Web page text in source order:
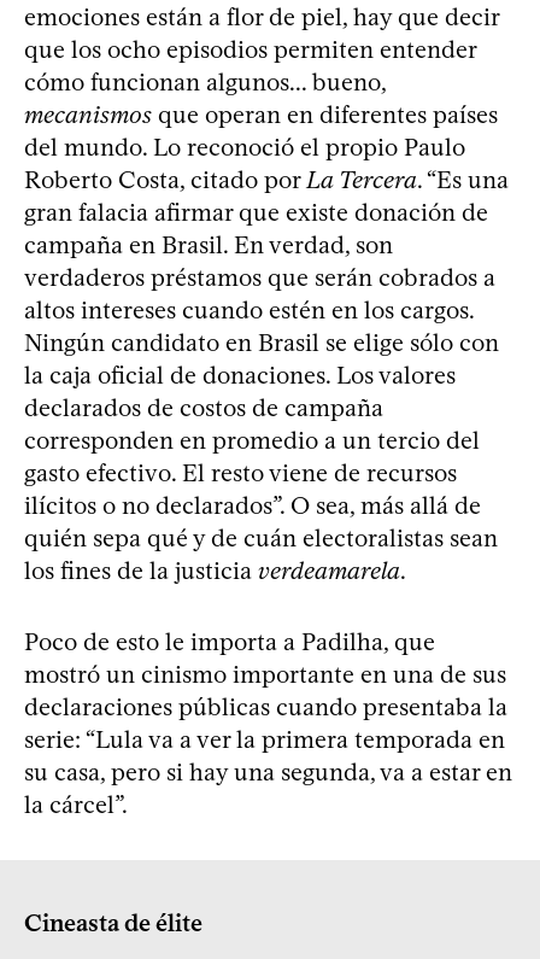
emociones están a flor de piel, hay que decir
que los ocho episodios permiten entender
cómo funcionan algunos... bueno,
mecanismos que operan en diferentes países
del mundo. Lo reconoció el propio Paulo
Roberto Costa, citado por La Tercera. “Es una
gran falacia afirmar que existe donación de
campaña en Brasil. En verdad, son
verdaderos préstamos que serán cobrados a
altos intereses cuando estén en los cargos.
Ningún candidato en Brasil se elige sólo con
la caja oficial de donaciones. Los valores
declarados de costos de campaña
corresponden en promedio a un tercio del
gasto efectivo. El resto viene de recursos
ilícitos o no declarados”. O sea, más allá de
quién sepa qué y de cuán electoralistas sean
los fines de la justicia verdeamarela.
Poco de esto le importa a Padilha, que
mostró un cinismo importante en una de sus
declaraciones públicas cuando presentaba la
serie: “Lula va a ver la primera temporada en
su casa, pero si hay una segunda, va a estar en
la cárcel”.
Cineasta de élite